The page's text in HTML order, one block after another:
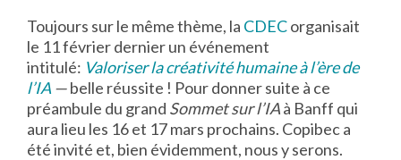
Toujours sur le même thème, la CDECorganisait
le 11 février dernier un événement
intitulé: Valoriser la créativité humaine à l’ère de
l’IA —belle réussite ! Pour donner suite à ce
préambule du grand Sommet sur l’IAà Banff qui
aura lieu les 16 et 17 mars prochains. Copibec a
été invité et, bien évidemment, nous y serons.